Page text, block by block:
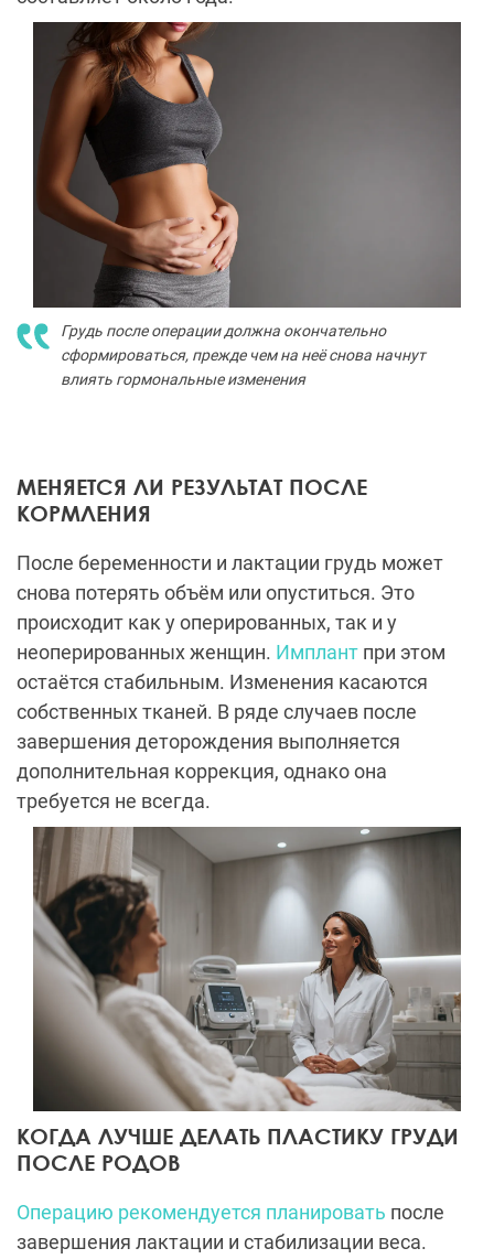
Грудь после операции должна окончательно
сформироваться, прежде чем на неё снова начнут
влиять гормональные изменения
МЕНЯЕТСЯ ЛИ РЕЗУЛЬТАТ ПОСЛЕ
КОРМЛЕНИЯ
После беременности и лактации грудь может
снова потерять объём или опуститься. Это
происходит как у оперированных, так и у
неоперированных женщин. Имплант при этом
остаётся стабильным. Изменения касаются
собственных тканей. В ряде случаев после
завершения деторождения выполняется
дополнительная коррекция, однако она
требуется не всегда.
КОГДА ЛУЧШЕ ДЕЛАТЬ ПЛАСТИКУ ГРУДИ
ПОСЛЕ РОДОВ
Операцию рекомендуется планировать после
завершения лактации и стабилизации веса.